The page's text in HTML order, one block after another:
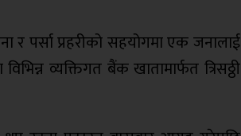
र पर्सा प्रहरीको सहयोगमा एक जनालाई
व्यक्तिगत बैंक खातामार्फत त्रिसठ्ठी